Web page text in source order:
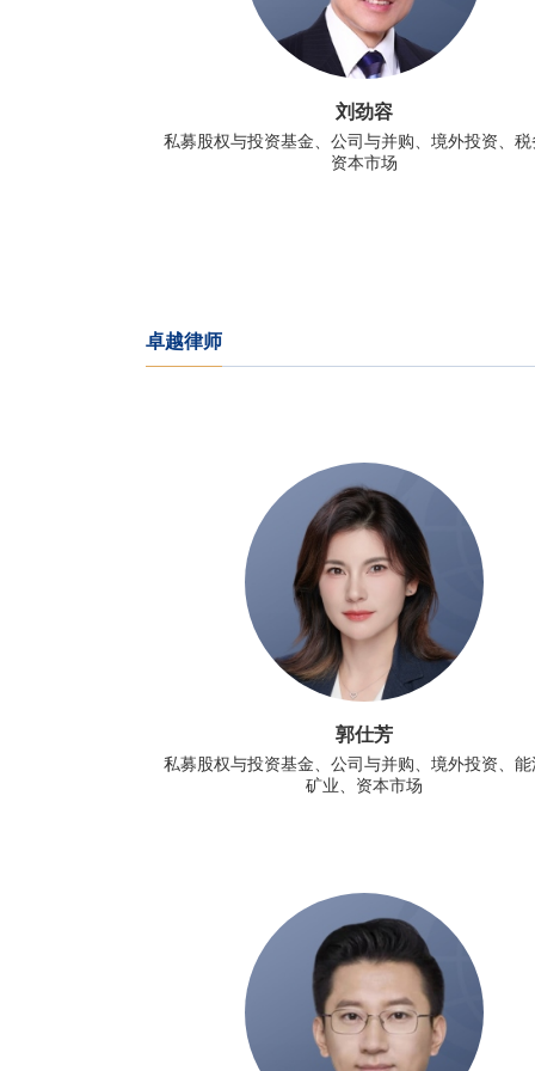
刘劲容
私募股权与投资基金、公司与并购、境外投资、
资本市场
卓越律师
郭仕芳
私募股权与投资基金、公司与并购、境外投资、
矿业、资本市场